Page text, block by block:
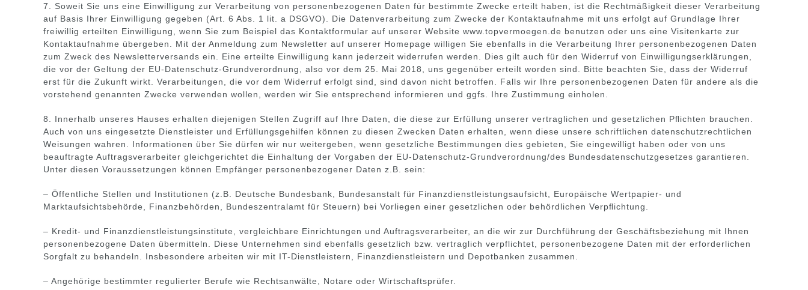
7. Soweit Sie uns eine Einwilligung zur Verarbeitung von personenbezogenen Daten für bestimmte Zwecke erteilt haben, ist die Rechtmäßigkeit dieser Verarbeitung
auf Basis Ihrer Einwilligung gegeben (Art. 6 Abs. 1 lit. a DSGVO). Die Datenverarbeitung zum Zwecke der Kontaktaufnahme mit uns erfolgt auf Grundlage Ihrer
freiwillig erteilten Einwilligung, wenn Sie zum Beispiel das Kontaktformular auf unserer Website www.topvermoegen.de benutzen oder uns eine Visitenkarte zur
Kontaktaufnahme übergeben. Mit der Anmeldung zum Newsletter auf unserer Homepage willigen Sie ebenfalls in die Verarbeitung Ihrer personenbezogenen Daten
zum Zweck des Newsletterversands ein. Eine erteilte Einwilligung kann jederzeit widerrufen werden. Dies gilt auch für den Widerruf von Einwilligungserklärungen,
die vor der Geltung der EU-Datenschutz-Grundverordnung, also vor dem 25. Mai 2018, uns gegenüber erteilt worden sind. Bitte beachten Sie, dass der Widerruf
erst für die Zukunft wirkt. Verarbeitungen, die vor dem Widerruf erfolgt sind, sind davon nicht betroffen. Falls wir Ihre personenbezogenen Daten für andere als die
vorstehend genannten Zwecke verwenden wollen, werden wir Sie entsprechend informieren und ggfs. Ihre Zustimmung einholen.
8. Innerhalb unseres Hauses erhalten diejenigen Stellen Zugriff auf Ihre Daten, die diese zur Erfüllung unserer vertraglichen und gesetzlichen Pﬂichten brauchen.
Auch von uns eingesetzte Dienstleister und Erfüllungsgehilfen können zu diesen Zwecken Daten erhalten, wenn diese unsere schriftlichen datenschutzrechtlichen
Weisungen wahren. Informationen über Sie dürfen wir nur weitergeben, wenn gesetzliche Bestimmungen dies gebieten, Sie eingewilligt haben oder von uns
beauftragte Auftragsverarbeiter gleichgerichtet die Einhaltung der Vorgaben der EU-Datenschutz-Grundverordnung/des Bundesdatenschutzgesetzes garantieren.
Unter diesen Voraussetzungen können Empfänger personenbezogener Daten z.B. sein:
– Öffentliche Stellen und Institutionen (z.B. Deutsche Bundesbank, Bundesanstalt für Finanzdienstleistungsaufsicht, Europäische Wertpapier- und
Marktaufsichtsbehörde, Finanzbehörden, Bundeszentralamt für Steuern) bei Vorliegen einer gesetzlichen oder behördlichen Verpﬂichtung.
– Kredit- und Finanzdienstleistungsinstitute, vergleichbare Einrichtungen und Auftragsverarbeiter, an die wir zur Durchführung der Geschäftsbeziehung mit Ihnen
personenbezogene Daten übermitteln. Diese Unternehmen sind ebenfalls gesetzlich bzw. vertraglich verpflichtet, personenbezogene Daten mit der erforderlichen
Sorgfalt zu behandeln. Insbesondere arbeiten wir mit IT-Dienstleistern, Finanzdienstleistern und Depotbanken zusammen.
– Angehörige bestimmter regulierter Berufe wie Rechtsanwälte, Notare oder Wirtschaftsprüfer.